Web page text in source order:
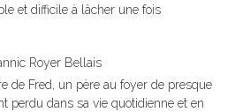
et difficile à lâcher une fois
Royer Bellais
de Fred, un père au foyer de presque
perdu dans sa vie quotidienne et en